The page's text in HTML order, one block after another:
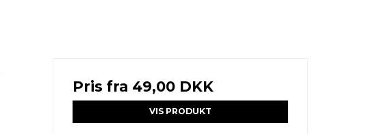
Pris fra 49,00 DKK
VIS PRODUKT